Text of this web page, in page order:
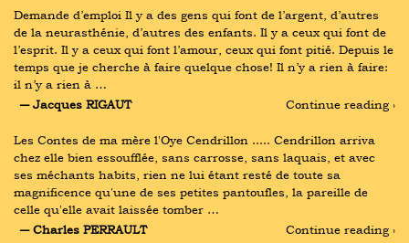
Demande d’emploi Il y a des gens qui font de l’argent, d’autres
de la neurasthénie, d’autres des enfants. Il y a ceux qui font de
l’esprit. Il y a ceux qui font l’amour, ceux qui font pitié. Depuis le
temps que je cherche à faire quelque chose! Il n’y a rien à faire:
il n’y a rien à …
― Jacques RIGAUT
Continue reading ›
Les Contes de ma mère l'Oye Cendrillon ..... Cendrillon arriva
chez elle bien essoufflée, sans carrosse, sans laquais, et avec
ses méchants habits, rien ne lui étant resté de toute sa
magnificence qu'une de ses petites pantoufles, la pareille de
celle qu'elle avait laissée tomber …
― Charles PERRAULT
Continue reading ›